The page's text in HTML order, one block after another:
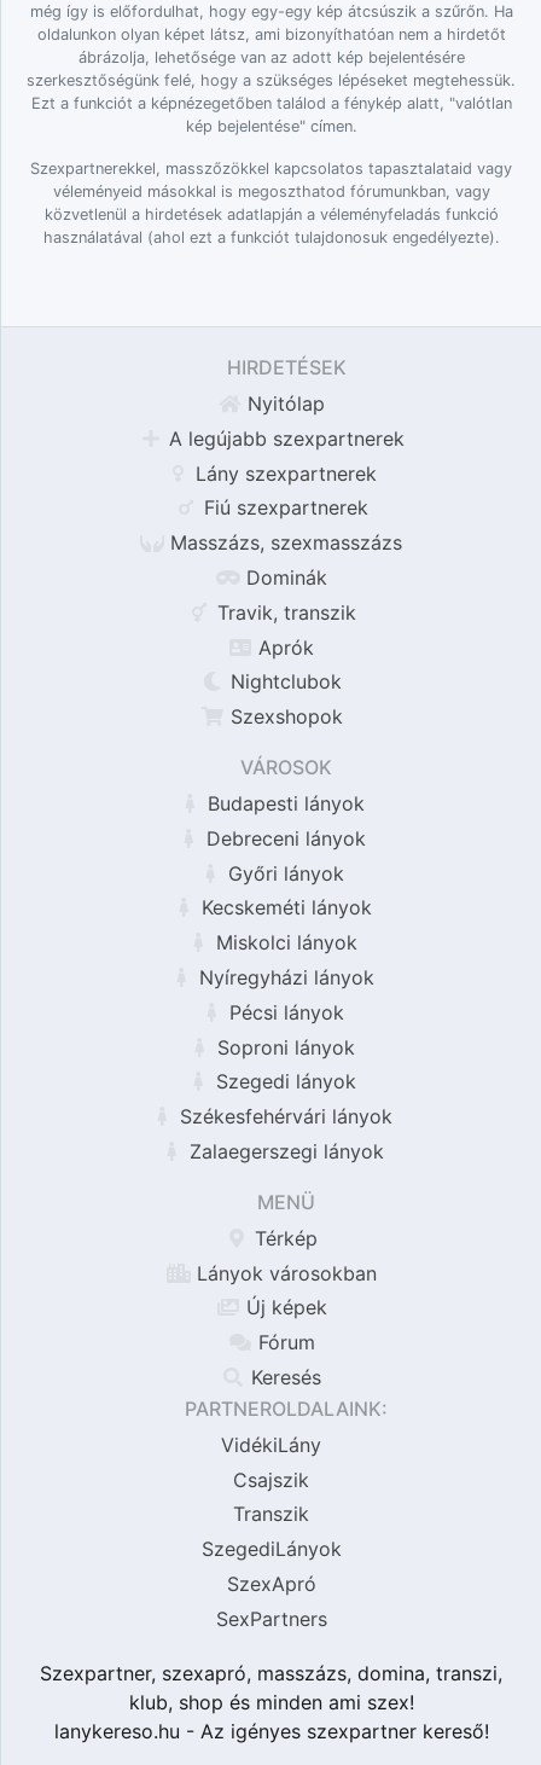
még így is előfordulhat, hogy egy-egy kép átcsúszik a szűrőn. Ha
oldalunkon olyan képet látsz, ami bizonyíthatóan nem a hirdetőt
ábrázolja, lehetősége van az adott kép bejelentésére
szerkesztőségünk felé, hogy a szükséges lépéseket megtehessük.
Ezt a funkciót a képnézegetőben találod a fénykép alatt, "valótlan
kép bejelentése" címen.
Szexpartnerekkel, masszőzökkel kapcsolatos tapasztalataid vagy
véleményeid másokkal is megoszthatod fórumunkban, vagy
közvetlenül a hirdetések adatlapján a véleményfeladás funkció
használatával (ahol ezt a funkciót tulajdonosuk engedélyezte).
HIRDETÉSEK
Nyitólap
A legújabb szexpartnerek
Lány szexpartnerek
Fiú szexpartnerek
Masszázs, szexmasszázs
Dominák
Travik, transzik
Aprók
Nightclubok
Szexshopok
VÁROSOK
Budapesti lányok
Debreceni lányok
Győri lányok
Kecskeméti lányok
Miskolci lányok
Nyíregyházi lányok
Pécsi lányok
Soproni lányok
Szegedi lányok
Székesfehérvári lányok
Zalaegerszegi lányok
MENÜ
Térkép
Lányok városokban
Új képek
Fórum
Keresés
PARTNEROLDALAINK:
VidékiLány
Csajszik
Transzik
SzegediLányok
SzexApró
SexPartners
Szexpartner, szexapró, masszázs, domina, transzi,
klub, shop és minden ami szex!
lanykereso.hu - Az igényes szexpartner kereső!